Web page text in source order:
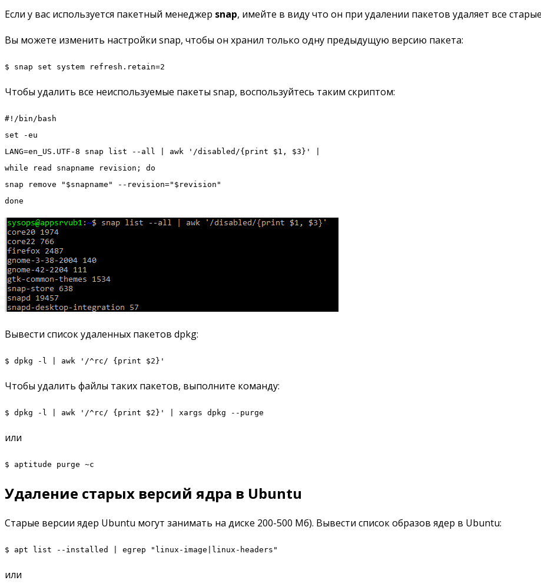
Если у вас используется пакетный менеджер snap, имейте в виду что он при удалении пакетов удаляет все
Вы можете изменить настройки snap, чтобы он хранил только одну предыдущую версию пакета:
$ snap set system refresh.retain=2
Чтобы удалить все неиспользуемые пакеты snap, воспользуйтесь таким скриптом:
#!/bin/bash
set -eu
LANG=en_US.UTF-8 snap list --all | awk '/disabled/{print $1, $3}' |
while read snapname revision; do
snap remove "$snapname" --revision="$revision"
done
Вывести список удаленных пакетов dpkg:
$ dpkg -l | awk '/^rc/ {print $2}'
Чтобы удалить файлы таких пакетов, выполните команду:
$ dpkg -l | awk '/^rc/ {print $2}' | xargs dpkg --purge
или
$ aptitude purge ~c
Удаление старых версий ядра в Ubuntu
Старые версии ядер Ubuntu могут занимать на диске 200-500 Мб). Вывести список образов ядер в Ubuntu:
$ apt list --installed | egrep "linux-image|linux-headers"
или